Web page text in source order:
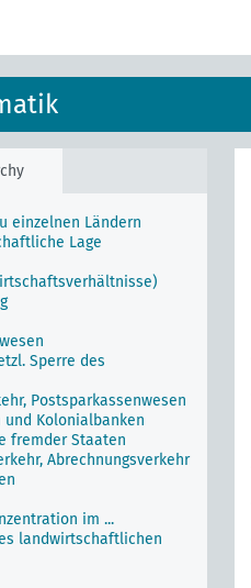
Allgemein
einzelnen Ländern
Lage
Sperre des
Postsparkassenwesen
und Kolonialbanken
fremder Staaten
Abrechnungsverkehr
im ...
landwirtschaftlichen